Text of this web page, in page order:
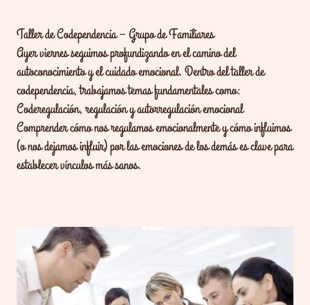
Taller de Codependencia – Grupo de Familiares
Ayer viernes seguimos profundizando en el camino del
autoconocimiento y el cuidado emocional. Dentro del taller de
codependencia, trabajamos temas fundamentales como:
Coderegulación, regulación y autorregulación emocional
Comprender cómo nos regulamos emocionalmente y cómo influimos
(o nos dejamos influir) por las emociones de los demás es clave para
establecer vínculos más sanos.